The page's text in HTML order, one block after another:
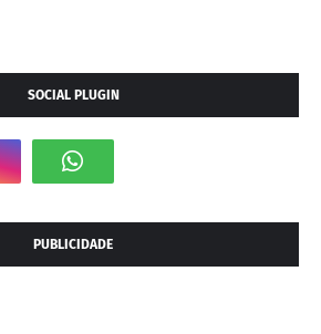
SOCIAL PLUGIN
PUBLICIDADE